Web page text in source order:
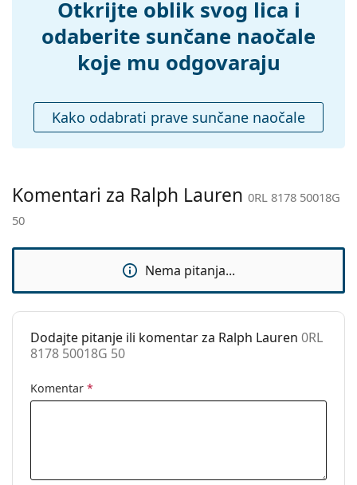
Kutijica:
Da
Da
Ostalo
Spol:
Ženske
Kategorija:
Sunčane naočale
Upotreba:
Moda
Otkrijte oblik svog lica i
odaberite sunčane naočale
koje mu odgovaraju
Kako odabrati prave sunčane naočale
Komentari za Ralph Lauren 0RL 8178 50018G
50
Nema pitanja...
Dodajte pitanje ili komentar za Ralph Lauren 0RL
8178 50018G 50
Komentar *